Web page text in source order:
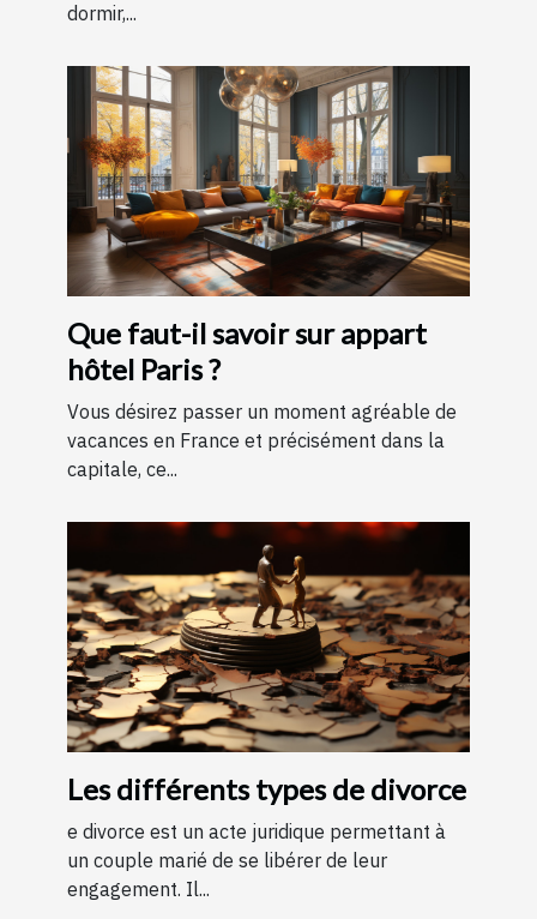
dormir,...
Que faut-il savoir sur appart
hôtel Paris ?
Vous désirez passer un moment agréable de
vacances en France et précisément dans la
capitale, ce...
Les différents types de divorce
e divorce est un acte juridique permettant à
un couple marié de se libérer de leur
engagement. Il...